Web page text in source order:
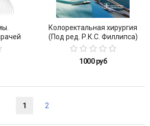
Колоректальная хирургия
(Под ред. Р.К.С. Филлипса)
1000 руб
1 2